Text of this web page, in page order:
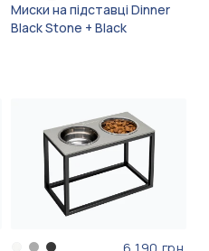
Миски на підставці Dinner
Black Stone + Black